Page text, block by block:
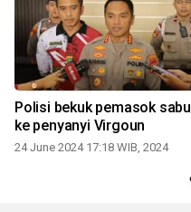
Polisi bekuk pemasok sabu
ke penyanyi Virgoun
24 June 2024 17:18 WIB, 2024